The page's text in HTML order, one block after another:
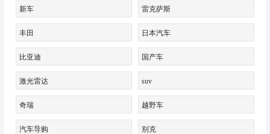
新车 雷克萨斯
丰田 日本汽车
比亚迪 国产车
激光雷达 suv
奇瑞 越野车
汽车导购 别克